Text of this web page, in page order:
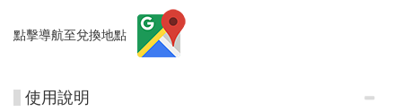
點擊導航至兌換地點
使用說明